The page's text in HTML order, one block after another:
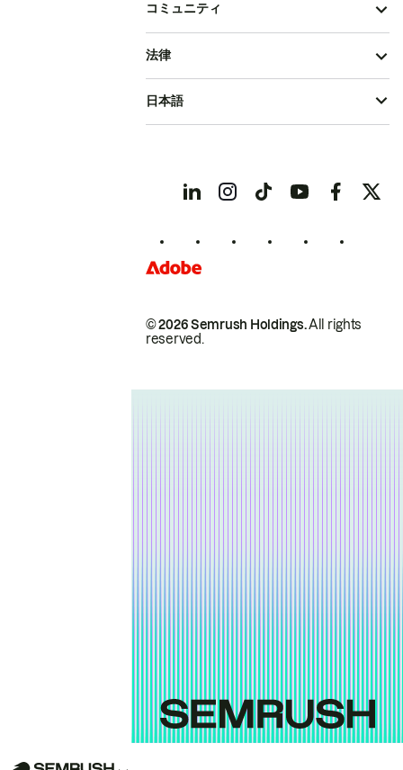
コミュニティ
© 2026 Semrush Holdings.All rights
reserved.
法律
日本語